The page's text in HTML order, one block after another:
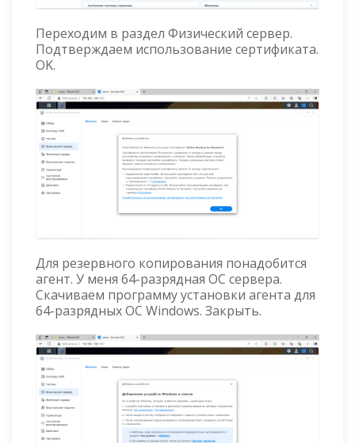
Переходим в раздел Физический сервер.
Подтверждаем использование сертификата.
OK.
Для резервного копирования понадобится
агент. У меня 64-разрядная ОС сервера.
Скачиваем программу установки агента для
64-разрядных ОС Windows. Закрыть.